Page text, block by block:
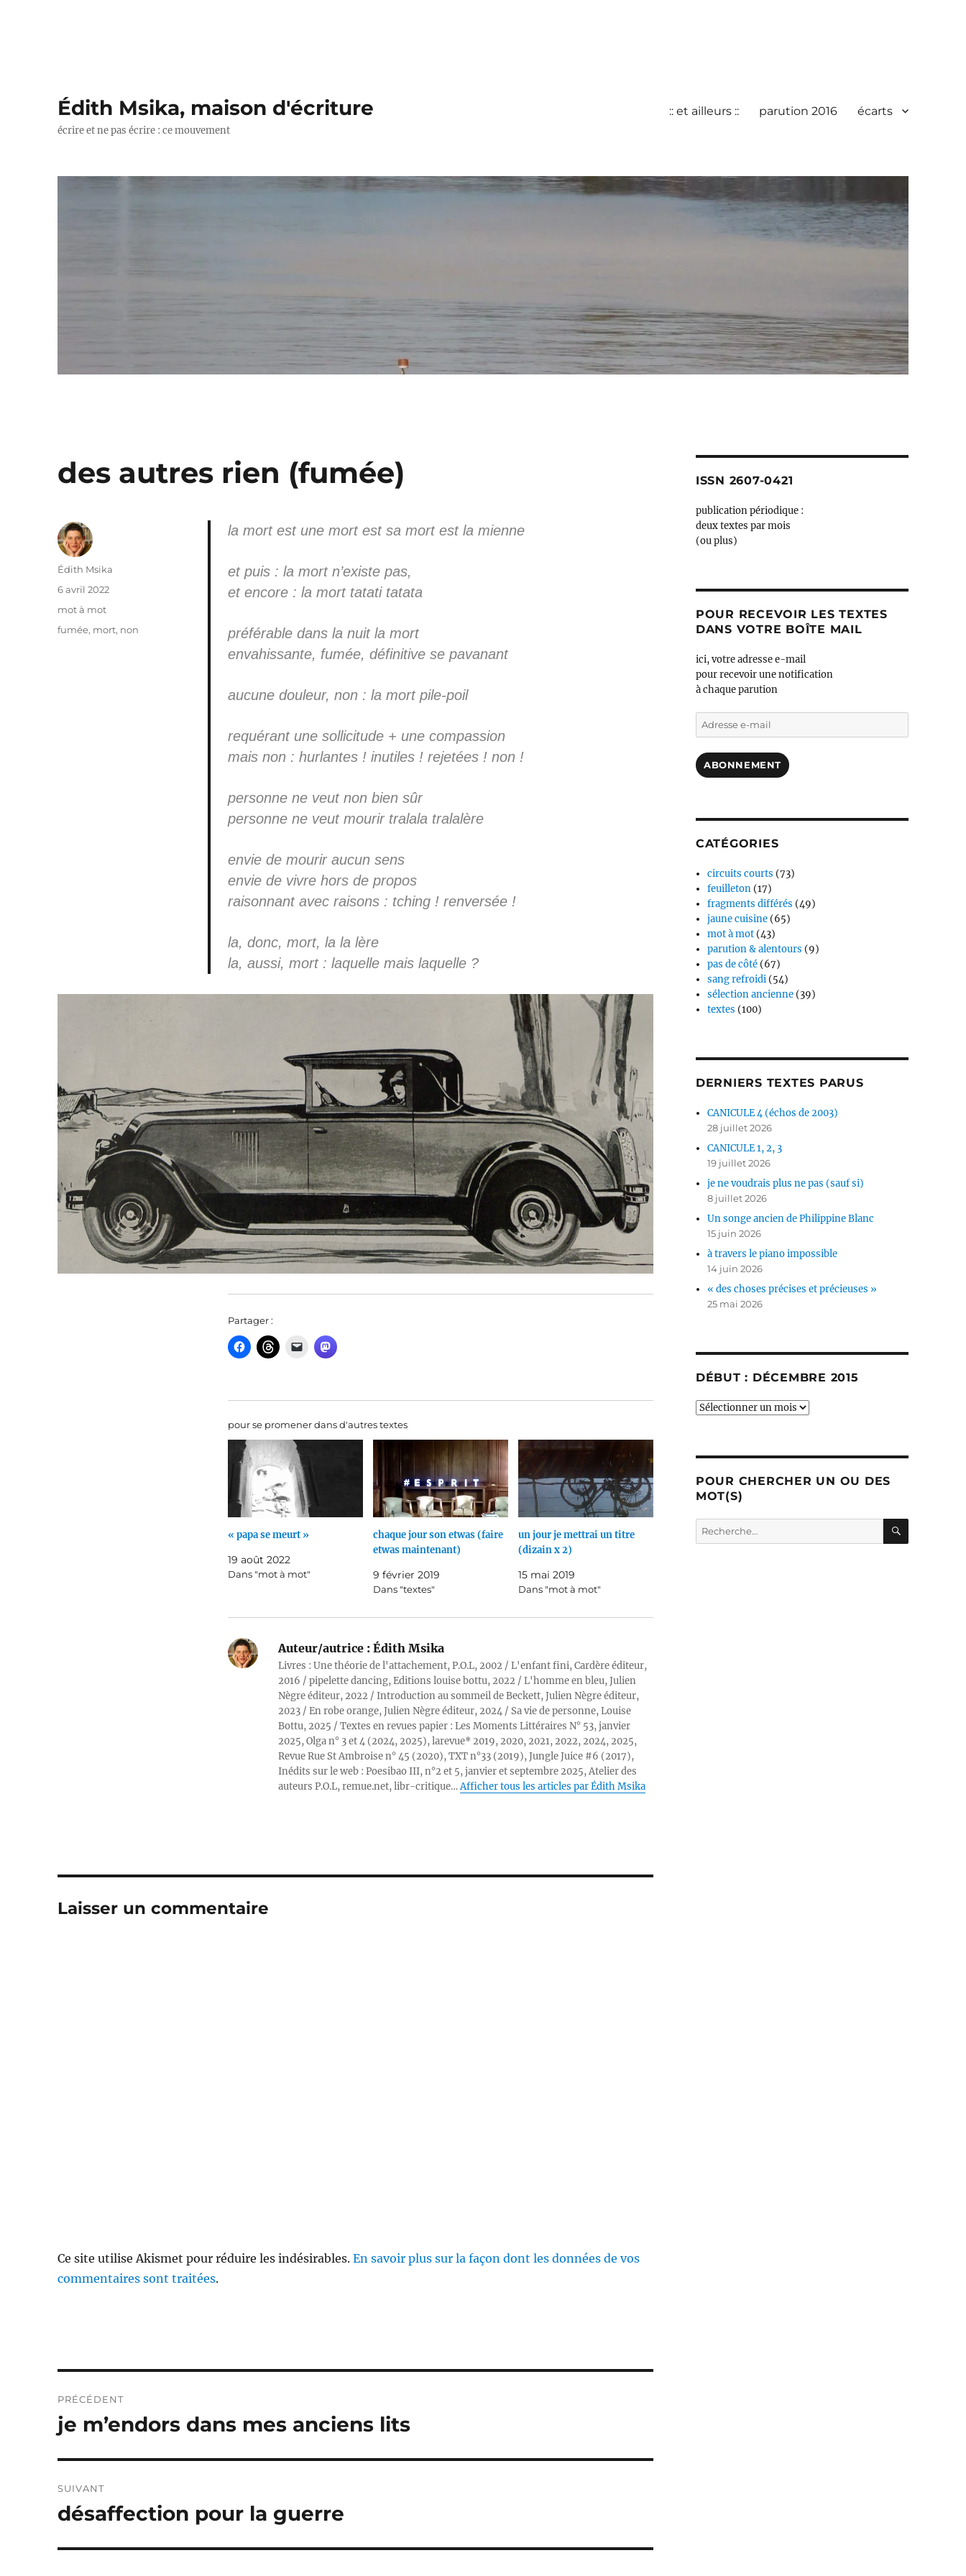
Édith Msika, maison d'écriture
écrire et ne pas écrire : ce mouvement
:: et ailleurs :: parution 2016 écarts
des autres rien (fumée)
la mort est une mort est sa mort est la mienne
et puis : la mort n’existe pas,
et encore : la mort tatati tatata
préférable dans la nuit la mort
envahissante, fumée, définitive se pavanant
aucune douleur, non : la mort pile-poil
requérant une sollicitude + une compassion
mais non : hurlantes ! inutiles ! rejetées ! non !
personne ne veut non bien sûr
personne ne veut mourir tralala tralalère
envie de mourir aucun sens
envie de vivre hors de propos
raisonnant avec raisons : tching ! renversée !
la, donc, mort, la la lère
la, aussi, mort : laquelle mais laquelle ?
Partager :
pour se promener dans d'autres textes
« papa se meurt »
19 août 2022
Dans "mot à mot"
chaque jour son etwas (faire
etwas maintenant)
9 février 2019
Dans "textes"
un jour je mettrai un titre
(dizain x 2)
15 mai 2019
Dans "mot à mot"
Auteur/autrice :Édith Msika
Livres : Une théorie de l'attachement, P.O.L, 2002 / L'enfant fini, Cardère éditeur,
2016 / pipelette dancing, Editions louise bottu, 2022 / L'homme en bleu, Julien
Nègre éditeur, 2022 / Introduction au sommeil de Beckett, Julien Nègre éditeur,
2023 / En robe orange, Julien Nègre éditeur, 2024 / Sa vie de personne, Louise
Bottu, 2025 / Textes en revues papier : Les Moments Littéraires N° 53, janvier
2025, Olga n° 3 et 4 (2024, 2025), larevue* 2019, 2020, 2021, 2022, 2024, 2025,
Revue Rue St Ambroise n° 45 (2020), TXT n°33 (2019), Jungle Juice #6 (2017),
Inédits sur le web : Poesibao III, n°2 et 5, janvier et septembre 2025, Atelier des
auteurs P.O.L, remue.net, libr-critique…Afficher tous les articles par Édith Msika
Auteur
Édith Msika
Publié
6 avril 2022
Catégories
mot à mot
Étiquettes
fumée, mort, non
Laisser un commentaire
Ce site utilise Akismet pour réduire les indésirables.En savoir plus sur la façon dont les données de vos
commentaires sont traitées.
de
PRÉCÉDENT
Publication
je m’endors dans mes anciens lits
SUIVANT
Publication
désaffection pour la guerre
ISSN 2607-0421
publication périodique :
deux textes par mois
(ou plus)
POUR RECEVOIR LES TEXTES
DANS VOTRE BOÎTE MAIL
ici, votre adresse e-mail
pour recevoir une notification
à chaque parution
Adresse
e-
ABONNEMENT
CATÉGORIES
circuits courts (73)
feuilleton (17)
fragments différés (49)
jaune cuisine (65)
mot à mot (43)
parution & alentours (9)
pas de côté (67)
sang refroidi (54)
sélection ancienne (39)
textes (100)
DERNIERS TEXTES PARUS
CANICULE 4 (échos de 2003)
28 juillet 2026
CANICULE 1, 2, 3
19 juillet 2026
je ne voudrais plus ne pas (sauf si)
8 juillet 2026
Un songe ancien de Philippine Blanc
15 juin 2026
à travers le piano impossible
14 juin 2026
« des choses précises et précieuses »
25 mai 2026
DÉBUT : DÉCEMBRE 2015
début
POUR CHERCHER UN OU DES
MOT(S)
Recherche
pour :